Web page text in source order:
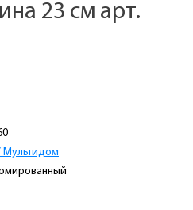
23 см арт.
Мультидом